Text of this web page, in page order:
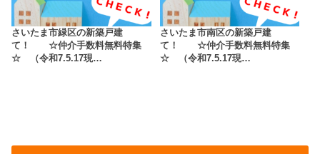
さいたま市緑区の新築戸建
て！ ☆仲介手数料無料特集
☆ （令和7.5.17現…
さいたま市南区の新築戸建
て！ ☆仲介手数料無料特集
☆ （令和7.5.17現…